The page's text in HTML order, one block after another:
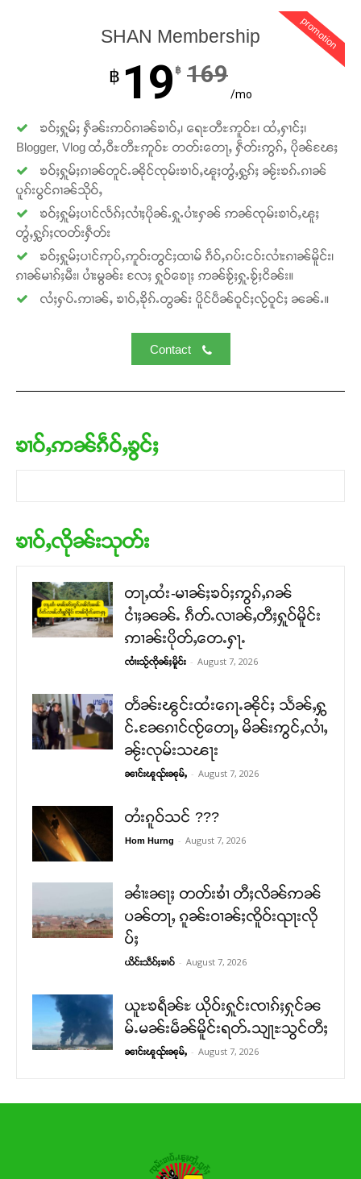
တႃႇႁႂ်ႈသဵင်ၵၢင်ၸႂ်ၵူၼ်းမိူင်း ၵူႈတီႈၵူႈလႅၼ်ပေႃးတေၸွ
တ်ႇ တူဝ်ႈလုမ်ႈၾႃႉၼၼ်ႉ ၶဝ်ႈႁူမ်ႈၵမ်ႉထႅမ် ၸုမ်းၶၢ
ဝ်ႇၽူႈတွႆႇႁွၵ်ႈ လႆႈယူႇၶႃႈဢေႃႈ။
Donate Now
promotion
SHAN Membership
฿ 19 ฿ 169
/mo
ၶဝ်ႈႁူမ်ႈ ႁဵၼ်းဢဝ်ၵၢၼ်ၶၢဝ်ႇ၊ ရေႊတီႊဢူဝ်ႊ၊ ထႆႇႁၢင်ႈ၊
Blogger, Vlog ထႆႇဝီႊတီႊဢူဝ်ႊ တတ်းတေႃႇ ႁဵတ်းဢွၵ်ႇ ပိုၼ်ၽႄႈ
ၶဝ်ႈႁူမ်ႈၵၢၼ်တူင်ႉၼိုင်ၸုမ်းၶၢဝ်ႇၽူႈတွႆႇႁွၵ်ႈ ၼႂ်းၶၵ်ႉၵၢၼ်
ပူၵ်းပွင်ၵၢၼ်သိုဝ်ႇ
ၶဝ်ႈႁူမ်ႈပၢင်လႅၵ်ႈလၢႆႈပိုၼ်ႉႁူႉပၢႆးႁၼ် ဢၼ်ၸုမ်းၶၢဝ်ႇၽူႈ
တွႆႇႁွၵ်ႈၸတ်းႁဵတ်း
ၶဝ်ႈႁူမ်ႈပၢင်ဢုပ်ႇဢူဝ်းတွင်ႈထၢမ် ၵဵဝ်ႇၵပ်းငဝ်းလၢႆးၵၢၼ်မိူင်း၊
ၵၢၼ်မၢၵ်ႈမီး၊ ပၢႆးမွၼ်း လႄႈ ႁူဝ်ၶေႃႈ ဢၼ်ၶႂ်ႈႁူႉၶႂ်ႈငိၼ်း။
လႆႈႁပ်ႉဢၢၼ်ႇ ၶၢဝ်ႇၶိုၵ်ႉတွၼ်း ပိူင်ပဵၼ်ဝူင်ႈလႂ်ဝူင်ႈ ၼၼ်ႉ။
Contact
ၶၢဝ်ႇဢၼ်ၵဵဝ်ႇၶွင်ႈ
ၶၢဝ်ႇလိုၼ်းသုတ်း
တႃႇထႆး-မၢၼ်ႈၶဝ်ႈဢွၵ်ႇၵၼ်
ငၢႆႈၼၼ်ႉ ၵဵတ်ႉလၢၼ်ႇတီႈႁူဝ်မိူင်း
ဢၢၼ်းပိုတ်ႇတေႉႁႃႉ
ၸၢႆးသႂ်ၸိုၼ်ႈမိူင်း - August 7, 2026
တႅၼ်းၽွင်းထႆးၵေႃႉၼိုင်ႈ သႅၼ်ႇႁွ
င်ႉၼႄၵၢင်ၸႂ်တေႃႇ မိၼ်းဢွင်ႇလၢႆႇ
ၼႂ်းလုမ်းသၽႃး
ၼၢင်းၽူၺ်းၼုမ်ႇ - August 7, 2026
တႆးၵူဝ်သင် ???
Hom Hurng - August 7, 2026
ၼၢႆးၼႃႈ တတ်းၶၢႆ တီႈလိၼ်ဢၼ်
ပၼ်တႃႇ ၵူၼ်းဝၢၼ်ႈၸိူဝ်းၺႃးလို
ပ်ႈ
ယိင်းသဵဝ်ႈၶၢဝ် - August 7, 2026
ယူႊၶရဵၼ်ႊ ယိုဝ်းႁူင်းၸၢၵ်ႈႁုင်ၼ
မ်ႉမၼ်းမဵၼ်မိူင်းရတ်ႉသျႃႊသွင်တီႈ
ၼၢင်းၽူၺ်းၼုမ်ႇ - August 7, 2026